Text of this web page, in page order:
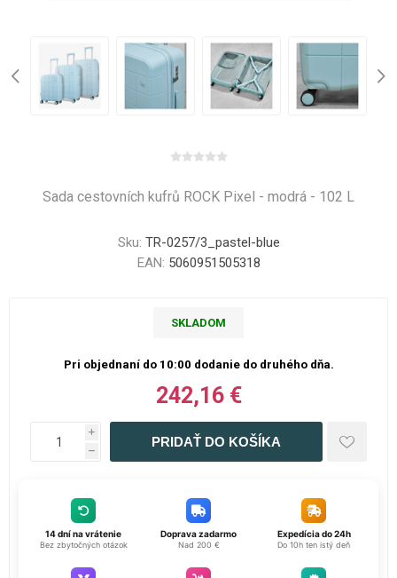
Sada cestovních kufrů ROCK Pixel - modrá - 102 L
Sku: TR-0257/3_pastel-blue
EAN: 5060951505318
SKLADOM
Pri objednaní do 10:00 dodanie do druhého dňa.
242,16 €
i
h
14 dní na vrátenie
Bez zbytočných otázok
Doprava zadarmo
Nad 200 €
Expedícia do 24h
Do 10h ten istý deň